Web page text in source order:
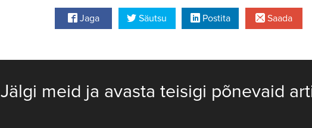
Jaga Säutsu Postita Saada
Jälgi meid ja avasta teisigi põnevaid